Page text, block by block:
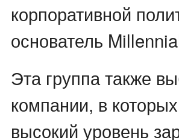
корпоративной
основатель
Эта группа также
компании, в
высокий уровень